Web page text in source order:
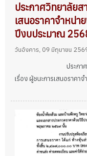
ประกาศวิทยาลัยส
เสนอราคาจำหน่
ปีงบประมาณ
วันอังคาร, 09 มิถุนายน
ประกา
เรื่อง ผู้ชนะการเสนอราค